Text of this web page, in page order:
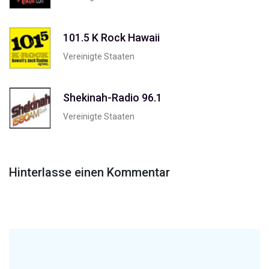
101.5 K Rock Hawaii
Vereinigte Staaten
Shekinah-Radio 96.1
Vereinigte Staaten
Hinterlasse einen Kommentar